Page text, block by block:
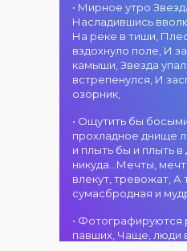
• Мирное утро
Насладившись
На реке в тиши,
вздохнуло поле, И
камыши, Звезда
встрепенулся, И
озорник,
• Ощутить бы
прохладное днище
и плыть бы и плыть в
никуда...Мечты,
влекут, тревожат, А
сумасбродная и
• Фотографируются
павших, Чаще, люди